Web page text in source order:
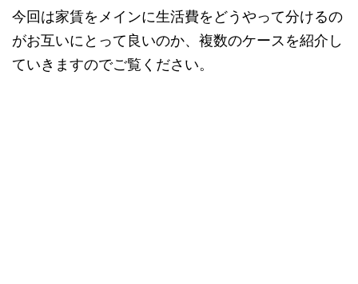
今回は家賃をメインに生活費をどうやって分けるの
がお互いにとって良いのか、複数のケースを紹介し
ていきますのでご覧ください。